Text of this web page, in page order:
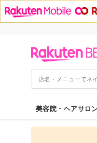
美容院・ヘアサロ